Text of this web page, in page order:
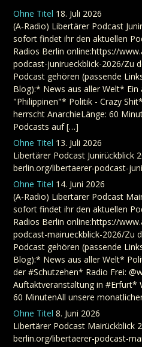
Ohne Titel 18. Juli 2026
(A-Radio) Libertärer Podcast
sofort findet ihr den aktuellen
Radios Berlin online:https://
podcast-junirueckblick-2026/Zu
Podcast gehören (passende
Blog):* News aus aller Welt* Ein
"Philippinen"* Politik - Crazy
herrscht AnarchieLänge: 60
Podcasts auf […]
Ohne Titel 13. Juli 2026
Libertärer Podcast Junirückblick
berlin.org/libertaerer-podcast-
Ohne Titel 14. Juni 2026
(A-Radio) Libertärer Podcast
sofort findet ihr den aktuellen
Radios Berlin online:https://
podcast-mairueckblick-2026/Zu
Podcast gehören (passende
Blog):* News aus aller Welt*
der #Schutzehen* Radio Frei:
Auftaktveranstaltung in #Erfurt*
60 MinutenAll unsere
Ohne Titel 8. Juni 2026
Libertärer Podcast Mairückblick
berlin.org/libertaerer-podcast-